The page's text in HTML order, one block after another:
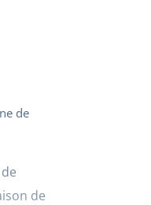
de
de